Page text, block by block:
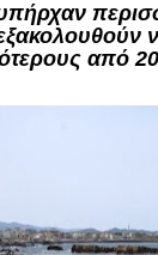
υπήρχαν
από